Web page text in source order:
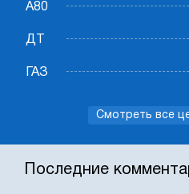
А80
ДТ
ГАЗ
Смотреть все
Последние